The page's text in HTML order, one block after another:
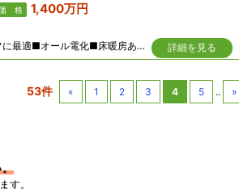
格 1,400万円
■敷地ゆとりの約240坪！！農業される方やスローライフに最適■オール電化■床暖房あり■和室続き間で室内広々！！■室内丁寧に使用されています
詳細を見る
53件 « 1 2 3 4 5 .. »
。
す。